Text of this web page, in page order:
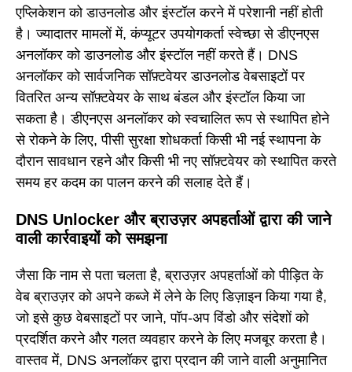
एप्लिकेशन को डाउनलोड और इंस्टॉल करने में परेशानी नहीं होती
है। ज्यादातर मामलों में, कंप्यूटर उपयोगकर्ता स्वेच्छा से डीएनएस
अनलॉकर को डाउनलोड और इंस्टॉल नहीं करते हैं। DNS
अनलॉकर को सार्वजनिक सॉफ़्टवेयर डाउनलोड वेबसाइटों पर
वितरित अन्य सॉफ़्टवेयर के साथ बंडल और इंस्टॉल किया जा
सकता है। डीएनएस अनलॉकर को स्वचालित रूप से स्थापित होने
से रोकने के लिए, पीसी सुरक्षा शोधकर्ता किसी भी नई स्थापना के
दौरान सावधान रहने और किसी भी नए सॉफ़्टवेयर को स्थापित करते
समय हर कदम का पालन करने की सलाह देते हैं।
DNS Unlocker और ब्राउज़र अपहर्ताओं द्वारा की जाने
वाली कार्रवाइयों को समझना
जैसा कि नाम से पता चलता है, ब्राउज़र अपहर्ताओं को पीड़ित के
वेब ब्राउज़र को अपने कब्जे में लेने के लिए डिज़ाइन किया गया है,
जो इसे कुछ वेबसाइटों पर जाने, पॉप-अप विंडो और संदेशों को
प्रदर्शित करने और गलत व्यवहार करने के लिए मजबूर करता है।
वास्तव में, DNS अनलॉकर द्वारा प्रदान की जाने वाली अनुमानित